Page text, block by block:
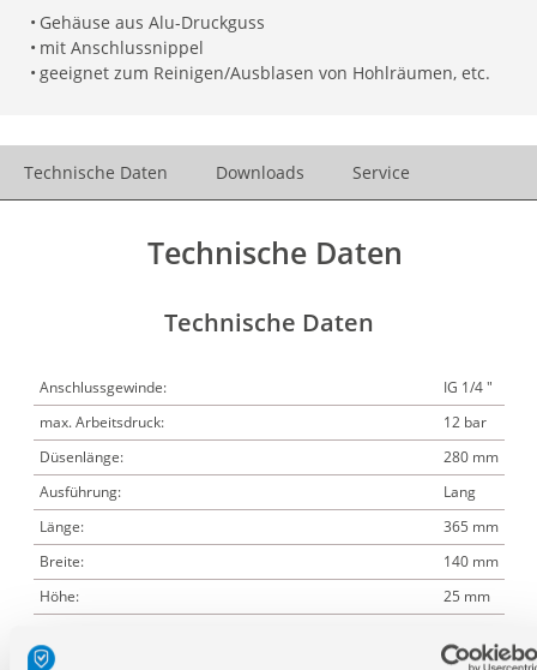
• Gehäuse aus Alu-Druckguss
• mit Anschlussnippel
• geeignet zum Reinigen/Ausblasen von Hohlräumen, etc.
Technische Daten Downloads Service
Technische Daten
Technische Daten
Anschlussgewinde:
IG 1/4 "
max. Arbeitsdruck:
12 bar
Düsenlänge:
280 mm
Ausführung:
Lang
Länge:
365 mm
Breite:
140 mm
Höhe:
25 mm